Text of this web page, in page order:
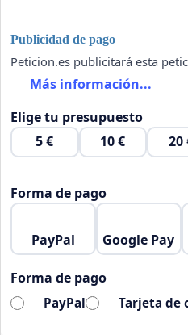
Publicidad de pago
Peticion.es publicitará esta
Más información...
Elige tu presupuesto
5 €
10 € 20
Forma de pago
PayPal Google Pay
Forma de pago
PayPal Tarjeta de